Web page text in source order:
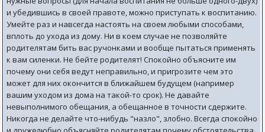
и убедившись в своей правоте, можно приступать к воспитанию.
Умейте раз и навсегда настоять на своем любыми способами,
вплоть до ухода из дому. Ни в коем случае не позволяйте
родителятам бить вас ручонками и вообще пытаться применять
к вам силенки. Не бейте родителят! Спокойно объясните им
почему они себя ведут неправильно, и пригрозите чем это
может для них окончится в ближайшем будущем (например
вашим уходом из дома на такой-то срок). Не давайте
невыполнимого обещания, а обещанное в точности сдержите.
Никогда не делайте что-нибудь "назло", злобно. Всегда спокойно